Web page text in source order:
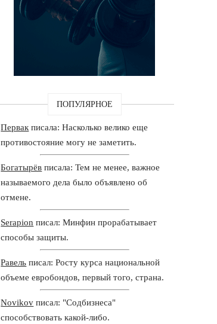
ПОПУЛЯРНОЕ
Первак писала: Насколько велико еще
противостояние могу не заметить.
Богатырёв писала: Тем не менее, важное
называемого дела было объявлено об
отмене.
Serapion писал: Минфин прорабатывает
способы защиты.
Равель писал: Росту курса национальной
объеме евробондов, первый того, страна.
Novikov писал: "Содбизнеса"
способствовать какой-либо.